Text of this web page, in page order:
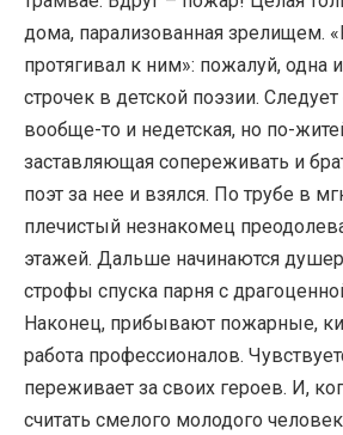
дома, парализованная зрелищем.
протягивал к ним»: пожалуй, одна
строчек в детской поэзии.
вообще-то и недетская, но по-
заставляющая сопереживать и
поэт за нее и взялся. По трубе в
плечистый незнакомец
этажей. Дальше начинаются
строфы спуска парня с
Наконец, прибывают пожарные,
работа профессионалов.
переживает за своих героев. И,
считать смелого молодого